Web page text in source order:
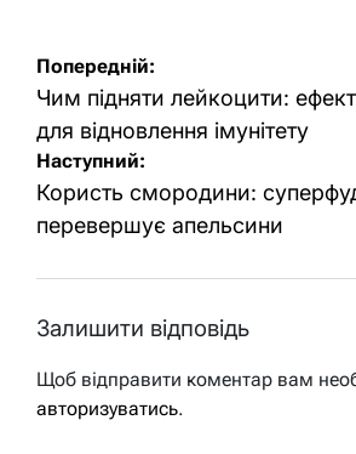
Навігація
записів
Попередній:
Чим підняти лейкоцити:
для відновлення імунітету
Наступний:
Користь смородини:
перевершує апельсини
Залишити відповідь
Щоб відправити коментар вам
авторизуватись.